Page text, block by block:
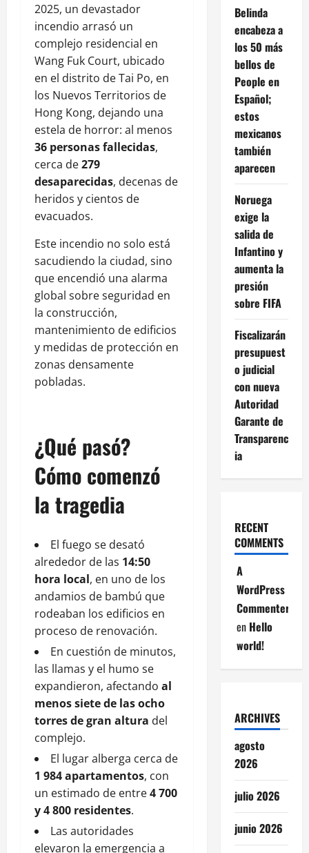
2025, un devastador
incendio arrasó un
complejo residencial en
Wang Fuk Court, ubicado
en el distrito de Tai Po, en
los Nuevos Territorios de
Hong Kong, dejando una
estela de horror: al menos
36 personas fallecidas,
cerca de279
desaparecidas, decenas de
heridos y cientos de
evacuados.
Este incendio no solo está
sacudiendo la ciudad, sino
que encendió una alarma
global sobre seguridad en
la construcción,
mantenimiento de edificios
y medidas de protección en
zonas densamente
pobladas.
¿Qué pasó?
Cómo comenzó
la tragedia
El fuego se desató
alrededor de las 14:50
hora local, en uno de los
andamios de bambú que
rodeaban los edificios en
proceso de renovación.
En cuestión de minutos,
las llamas y el humo se
expandieron, afectando al
menos siete de las ocho
torres de gran altura del
complejo.
El lugar alberga cerca de
1 984 apartamentos, con
un estimado de entre4 700
y 4 800 residentes.
Las autoridades
elevaron la emergencia a
Belinda
encabeza a
los 50 más
bellos de
People en
Español;
estos
mexicanos
también
aparecen
Noruega
exige la
salida de
Infantino y
aumenta la
presión
sobre FIFA
Fiscalizarán
presupuest
o judicial
con nueva
Autoridad
Garante de
Transparenc
ia
RECENT
COMMENTS
A
WordPress
Commenter
en Hello
world!
ARCHIVES
agosto
2026
julio 2026
junio 2026